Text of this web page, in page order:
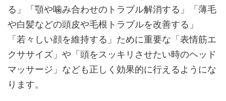
る」「顎や噛み合わせのトラブル解消する」「薄毛
や白髪などの頭皮や毛根トラブルを改善する」
「若々しい顔を維持する」ために重要な「表情筋エ
クササイズ」や「頭をスッキリさせたい時のヘッド
マッサージ」なども正しく効果的に行えるようにな
ります。